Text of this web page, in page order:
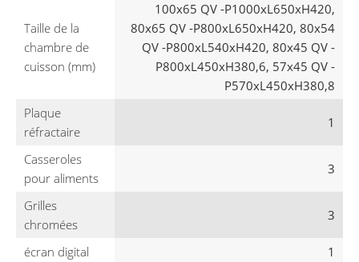
Taille de la
chambre de
cuisson (mm)
100x65 QV -P1000xL650xH420,
80x65 QV -P800xL650xH420, 80x54
QV -P800xL540xH420, 80x45 QV -
P800xL450xH380,6, 57x45 QV -
P570xL450xH380,8
Plaque
réfractaire
1
Casseroles
pour aliments
3
Grilles
chromées
3
écran digital
1